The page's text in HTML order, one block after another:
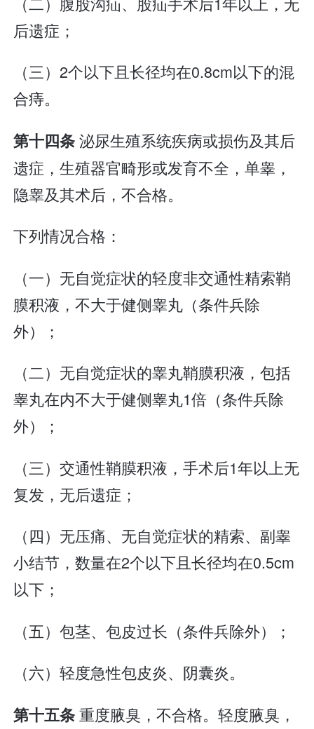
后遗症；
（三）2个以下且长径均在0.8cm以下的混
合痔。
第十四条泌尿生殖系统疾病或损伤及其后
遗症，生殖器官畸形或发育不全，单睾，
隐睾及其术后，不合格。
下列情况合格：
（一）无自觉症状的轻度非交通性精索鞘
膜积液，不大于健侧睾丸（条件兵除
外）；
（二）无自觉症状的睾丸鞘膜积液，包括
睾丸在内不大于健侧睾丸1倍（条件兵除
外）；
（三）交通性鞘膜积液，手术后1年以上无
复发，无后遗症；
（四）无压痛、无自觉症状的精索、副睾
小结节，数量在2个以下且长径均在0.5cm
以下；
（五）包茎、包皮过长（条件兵除外）；
（六）轻度急性包皮炎、阴囊炎。
第十五条重度腋臭，不合格。轻度腋臭，